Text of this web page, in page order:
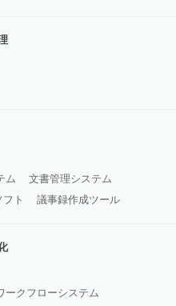
ム
文書管理システム
フト 議事録作成ツール
ークフローシステム